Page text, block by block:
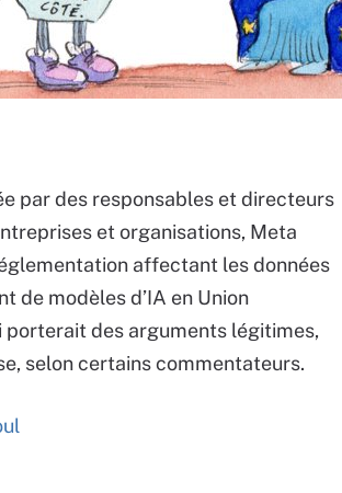
par des responsables et directeurs
et organisations, Meta
affectant les données
de modèles d’IA en Union
porterait des arguments légitimes,
selon certains commentateurs.